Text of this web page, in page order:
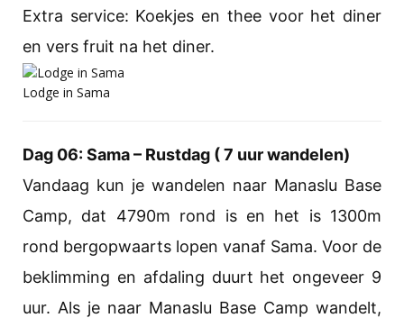
Extra service: Koekjes en thee voor het diner
en vers fruit na het diner.
Lodge in Sama
Dag 06: Sama – Rustdag ( 7 uur wandelen)
Vandaag kun je wandelen naar Manaslu Base
Camp, dat 4790m rond is en het is 1300m
rond bergopwaarts lopen vanaf Sama. Voor de
beklimming en afdaling duurt het ongeveer 9
uur. Als je naar Manaslu Base Camp wandelt,